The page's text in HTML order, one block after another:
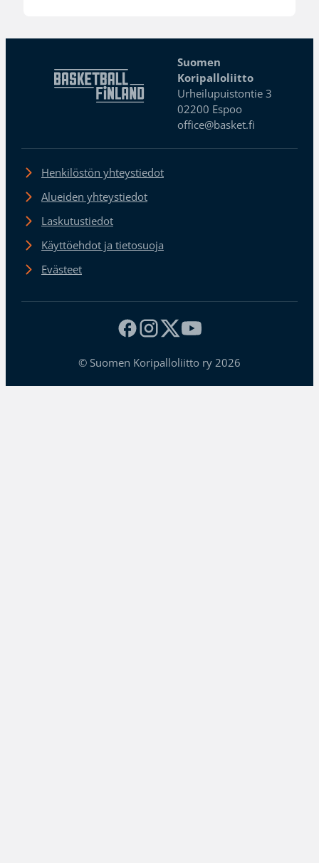
Suomen
Koripalloliitto
Urheilupuistontie 3
02200 Espoo
office@basket.fi
Henkilöstön yhteystiedot
Alueiden yhteystiedot
Laskutustiedot
Käyttöehdot ja tietosuoja
Evästeet
© Suomen Koripalloliitto ry 2026